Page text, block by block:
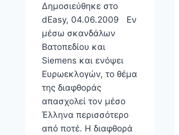
Δημοσιεύθηκε στο
dEasy, 04.06.2009 Εν
μέσω σκανδάλων
Βατοπεδίου και
Siemens και ενόψει
Ευρωεκλογών, το θέμα
της διαφθοράς
απασχολεί τον μέσο
Έλληνα περισσότερο
από ποτέ. Η διαφθορά